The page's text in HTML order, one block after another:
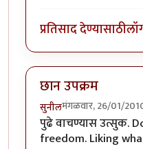
प्रतिसाद देण्यासाठी
छान उपक्रम
सुनीलमंगळवार, 26/01/
पुढे वाचण्यास उत्सुक.
freedom. Liking